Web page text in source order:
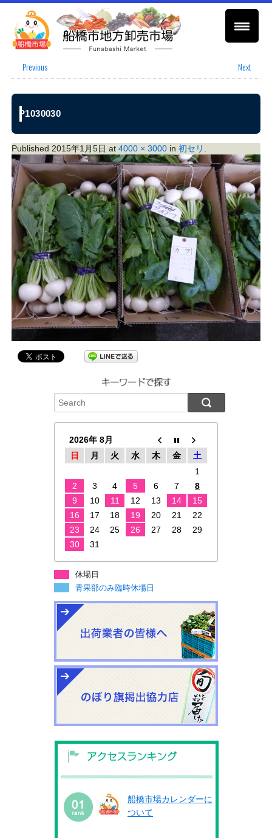
Previous Next
P1030030
Published 2015年1月5日 at 4000 × 3000in 初セリ
2026年 8月
日
月 火 水 木 金
土
1
2
3 4 5 6 7
8
9
10 11 12 13 14
15
16
17 18 19 20 21
22
23
24 25 26 27 28
29
30
31
休場日
青果部のみ臨時休場日
船橋市場カレンダーに
ついて